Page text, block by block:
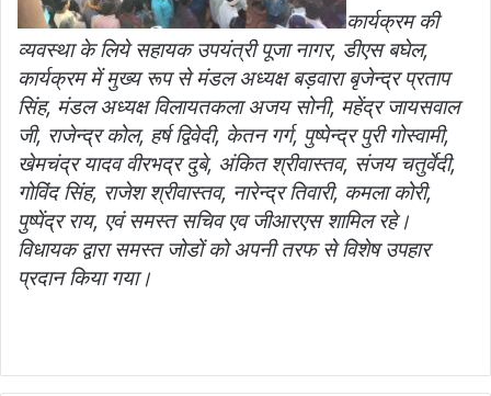
कार्यक्रम की
व्यवस्था के लिये सहायक उपयंत्री पूजा नागर, डीएस बघेल,
कार्यक्रम में मुख्य रूप से मंडल अध्यक्ष बड़वारा बृजेन्द्र प्रताप
सिंह, मंडल अध्यक्ष विलायतकला अजय सोनी, महेंद्र जायसवाल
जी, राजेन्द्र कोल, हर्ष द्विवेदी, केतन गर्ग, पुष्पेन्द्र पुरी गोस्वामी,
खेमचंद्र यादव वीरभद्र दुबे, अंकित श्रीवास्तव, संजय चतुर्वेदी,
गोविंद सिंह, राजेश श्रीवास्तव, नारेन्द्र तिवारी, कमला कोरी,
पुष्पेंद्र राय, एवं समस्त सचिव एव जीआरएस शामिल रहे।
विधायक द्वारा समस्त जोडों को अपनी तरफ से विशेष उपहार
प्रदान किया गया।